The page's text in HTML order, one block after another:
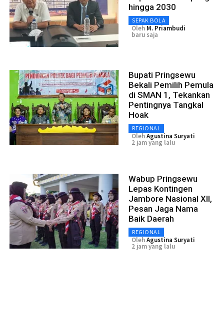
hingga 2030
SEPAK BOLA
Oleh M. Priambudi
baru saja
Bupati Pringsewu
Bekali Pemilih Pemula
di SMAN 1, Tekankan
Pentingnya Tangkal
Hoak
REGIONAL
OlehAgustina Suryati
2 jam yang lalu
Wabup Pringsewu
Lepas Kontingen
Jambore Nasional XII,
Pesan Jaga Nama
Baik Daerah
REGIONAL
OlehAgustina Suryati
2 jam yang lalu